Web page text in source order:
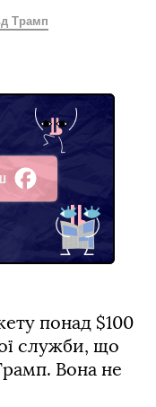
Трамп
понад $100
служби, що
Вона не